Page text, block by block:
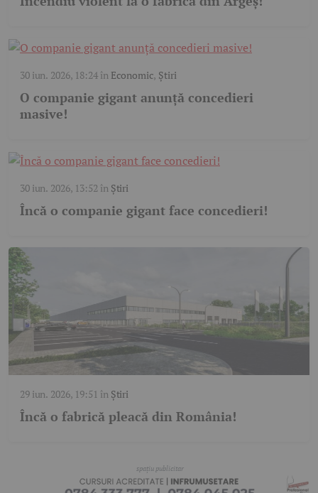
30 iun. 2026, 18:24în Economic, Știri
O companie gigant anunță concedieri
masive!
30 iun. 2026, 13:52 în Știri
Încă o companie gigant face concedieri!
29 iun. 2026, 19:51 în Știri
Încă o fabrică pleacă din România!